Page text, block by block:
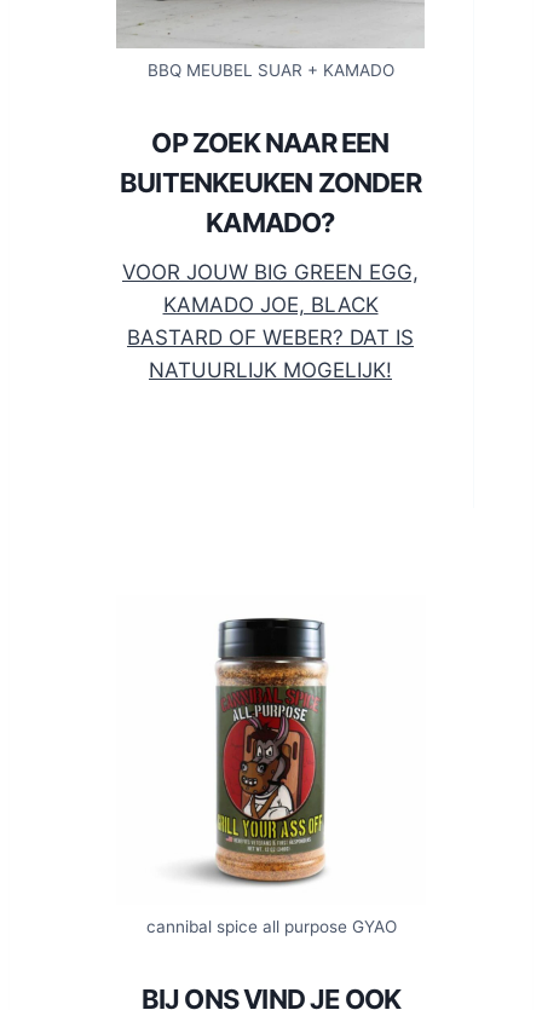
BBQ MEUBEL SUAR + KAMADO
OP ZOEK NAAR EEN
BUITENKEUKEN ZONDER
KAMADO?
VOOR JOUW BIG GREEN EGG,
KAMADO JOE, BLACK
BASTARD OF WEBER? DAT IS
NATUURLIJK MOGELIJK!
cannibal spice all purpose GYAO
BIJ ONS VIND JE OOK